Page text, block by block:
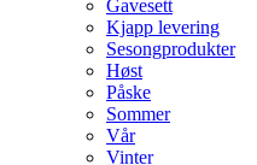
Gavesett
Kjapp levering
Sesongprodukter
Høst
Påske
Sommer
Vår
Vinter